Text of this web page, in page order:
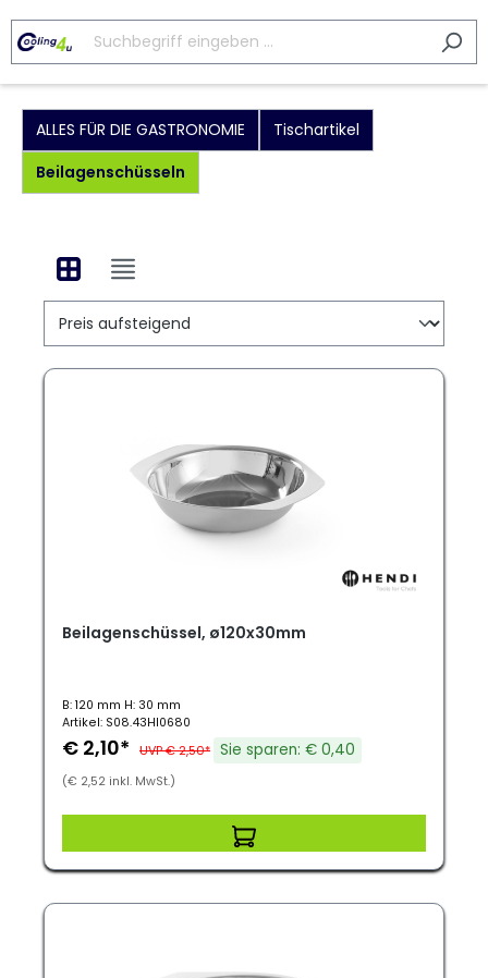
ALLES FÜR DIE GASTRONOMIE
Tischartikel
Beilagenschüsseln
Beilagenschüssel, ø120x30mm
B: 120 mm H: 30 mm
Artikel: S08.43HI0680
€ 2,10* UVP € 2,50* Sie sparen: € 0,40
(€ 2,52 inkl. MwSt.)